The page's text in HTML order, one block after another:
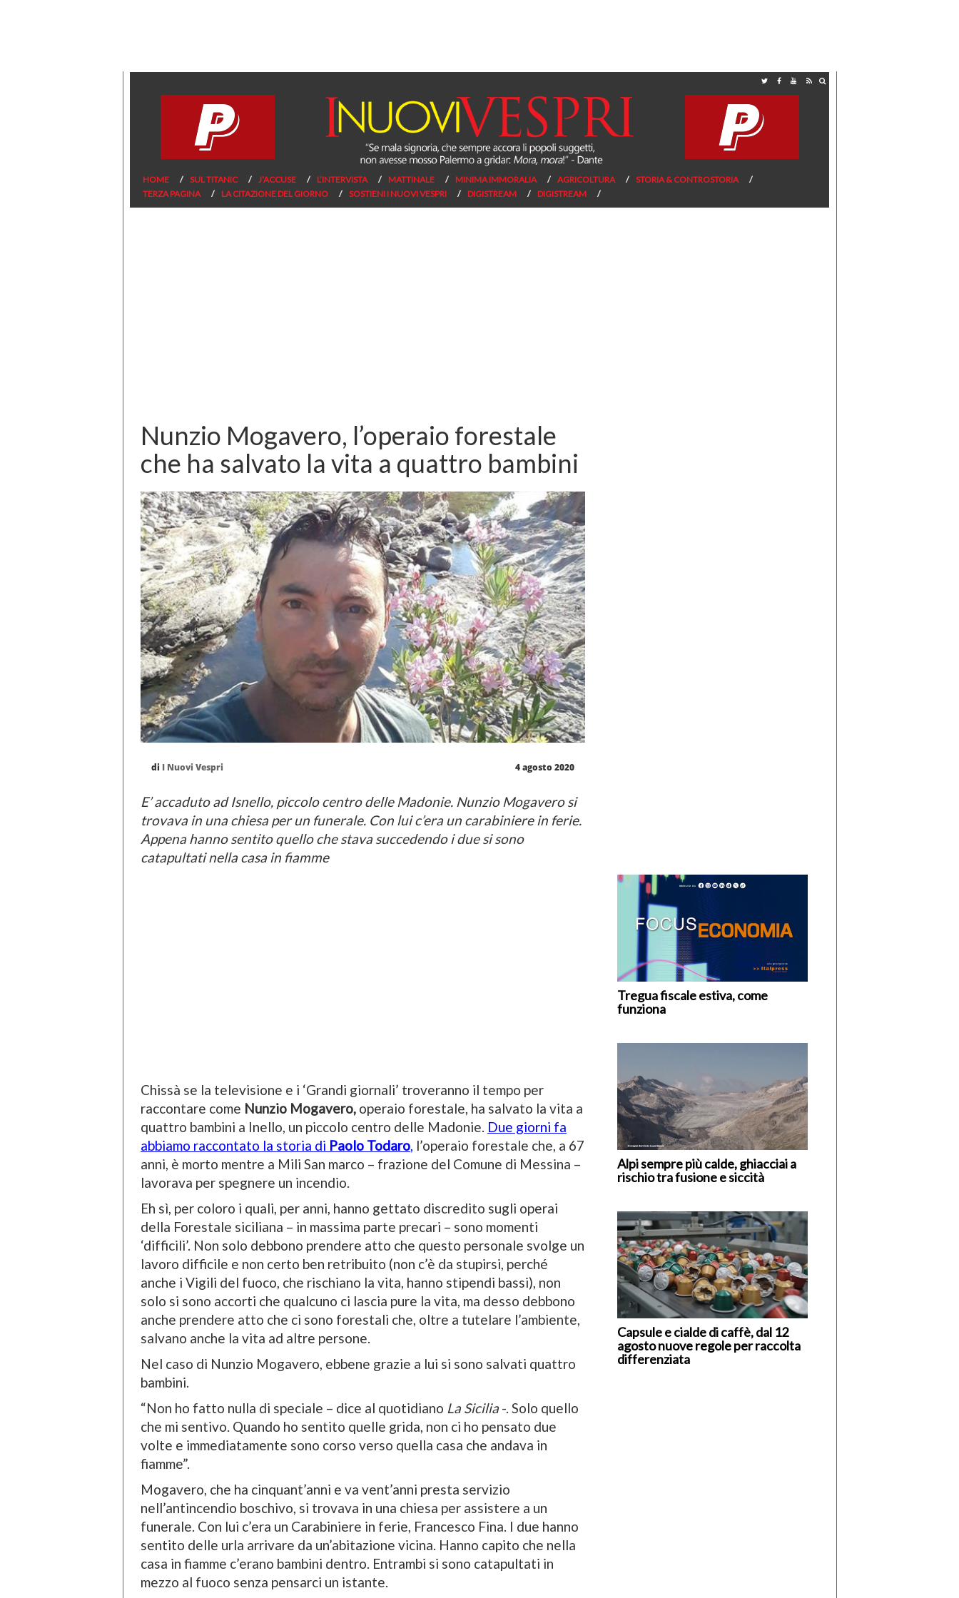
HOME SUL TITANIC J’ACCUSE L’INTERVISTA MATTINALE MINIMA IMMORALIA AGRICOLTURA
STORIA & CONTROSTORIA
TERZA PAGINA
LA CITAZIONE DEL GIORNO SOSTIENI I NUOVI VESPRI DIGISTREAM DIGISTREAM
Nunzio Mogavero, l’operaio forestale
che ha salvato la vita a quattro bambini
di I Nuovi Vespri 4 agosto 2020
E’ accaduto ad Isnello, piccolo centro delle Madonie. Nunzio Mogavero si
trovava in una chiesa per un funerale. Con lui c’era un carabiniere in ferie.
Appena hanno sentito quello che stava succedendo i due si sono
catapultati nella casa in fiamme
Chissà se la televisione e i ‘Grandi giornali’ troveranno il tempo per
raccontare come Nunzio Mogavero, operaio forestale, ha salvato la vita a
quattro bambini a Inello, un piccolo centro delle Madonie. Due giorni fa
abbiamo raccontato la storia di Paolo Todaro, l’operaio forestale che, a 67
anni, è morto mentre a Mili San marco – frazione del Comune di Messina –
lavorava per spegnere un incendio.
Eh sì, per coloro i quali, per anni, hanno gettato discredito sugli operai
della Forestale siciliana – in massima parte precari – sono momenti
‘difficili’. Non solo debbono prendere atto che questo personale svolge un
lavoro difficile e non certo ben retribuito (non c’è da stupirsi, perché
anche i Vigili del fuoco, che rischiano la vita, hanno stipendi bassi), non
solo si sono accorti che qualcuno ci lascia pure la vita, ma desso debbono
anche prendere atto che ci sono forestali che, oltre a tutelare l’ambiente,
salvano anche la vita ad altre persone.
Nel caso di Nunzio Mogavero, ebbene grazie a lui si sono salvati quattro
bambini.
“Non ho fatto nulla di speciale – dice al quotidiano La Sicilia-. Solo quello
che mi sentivo. Quando ho sentito quelle grida, non ci ho pensato due
volte e immediatamente sono corso verso quella casa che andava in
fiamme”.
Mogavero, che ha cinquant’anni e va vent’anni presta servizio
nell’antincendio boschivo, si trovava in una chiesa per assistere a un
funerale. Con lui c’era un Carabiniere in ferie, Francesco Fina. I due hanno
sentito delle urla arrivare da un’abitazione vicina. Hanno capito che nella
casa in fiamme c’erano bambini dentro. Entrambi si sono catapultati in
mezzo al fuoco senza pensarci un istante.
Tregua fiscale estiva, come
funziona
Alpi sempre più calde, ghiacciai a
rischio tra fusione e siccità
Capsule e cialde di caffè, dal 12
agosto nuove regole per raccolta
differenziata